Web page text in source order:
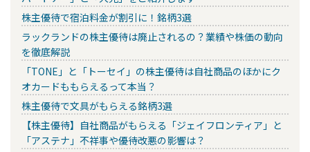
株主優待で宿泊料金が割引に！銘柄3選
ラックランドの株主優待は廃止されるの？業績や株価の動向
を徹底解説
「TONE」と「トーセイ」の株主優待は自社商品のほかにク
オカードももらえるって本当？
株主優待で文具がもらえる銘柄3選
【株主優待】自社商品がもらえる「ジェイフロンティア」と
「アステナ」不祥事や優待改悪の影響は？